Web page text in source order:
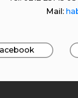
Mail: